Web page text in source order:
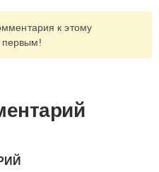
к этому
первым!